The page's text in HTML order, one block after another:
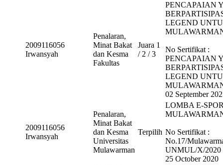
2009116056
Irwansyah
Penalaran,
Minat Bakat
dan Kesma
Fakultas
Juara 1
/ 2 / 3
PENCAPAIAN
LEGEND
No Sertifikat :
PENCAPAIAN
LEGEND
02 September
2009116056
Irwansyah
Penalaran,
Minat Bakat
dan Kesma
Universitas
Mulawarman
Terpilih
LOMBA E-
No Sertifikat :
No.17/
UNMUL/X/2020
25 October 2020